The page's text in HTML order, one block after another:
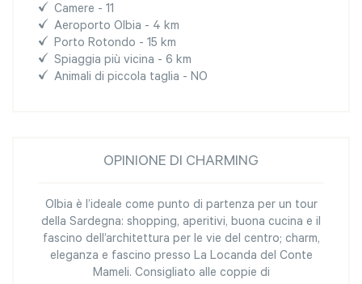
Camere - 11
Aeroporto Olbia - 4 km
Porto Rotondo - 15 km
Spiaggia più vicina - 6 km
Animali di piccola taglia - NO
OPINIONE DI CHARMING
Olbia è l’ideale come punto di partenza per un tour
della Sardegna: shopping, aperitivi, buona cucina e il
fascino dell’architettura per le vie del centro; charm,
eleganza e fascino presso La Locanda del Conte
Mameli. Consigliato alle coppie di